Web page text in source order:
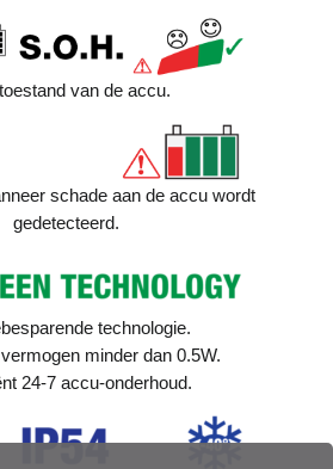
van de accu.
schade aan de accu wordt
gedetecteerd.
technologie.
minder dan 0.5W.
24-7 accu-onderhoud.